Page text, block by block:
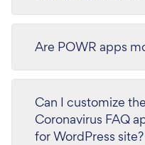
Are POWR apps
Can I customize
Coronavirus FAQ
for WordPress site?